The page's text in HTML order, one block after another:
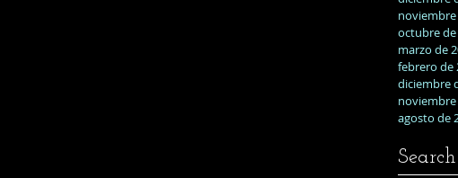
noviembre
octubre de
marzo de
febrero de
diciembre
noviembre
agosto de